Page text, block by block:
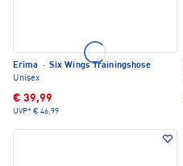
Erima · Six Wings Trainingshose
Unisex
€ 39,99
UVP* € 46,99